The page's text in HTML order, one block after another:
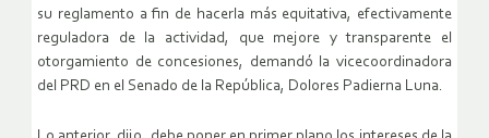
su reglamento a fin de hacerla más equitativa, efectivamente
reguladora de la actividad, que mejore y transparente el
otorgamiento de concesiones, demandó la vicecoordinadora
del PRD en el Senado de la República, Dolores Padierna Luna.